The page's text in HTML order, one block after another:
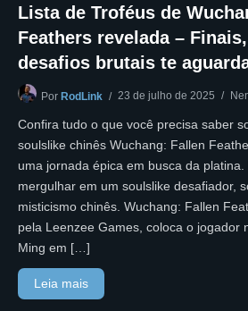
Lista de Troféus de
Feathers revelada –
desafios brutais te
Por RodLink 23 de julho de 2025
Confira tudo o que você precisa saber
soulslike chinês Wuchang: Fallen
uma jornada épica em busca da
mergulhar em um soulslike desafiador,
misticismo chinês. Wuchang: Fallen
pela Leenzee Games, coloca o jogador
Ming em […]
Leia mais